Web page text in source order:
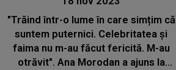
"Trăind într-o lume în care simțim că
suntem puternici. Celebritatea și
faima nu m-au făcut fericită. M-au
otrăvit". Ana Morodan a ajuns la